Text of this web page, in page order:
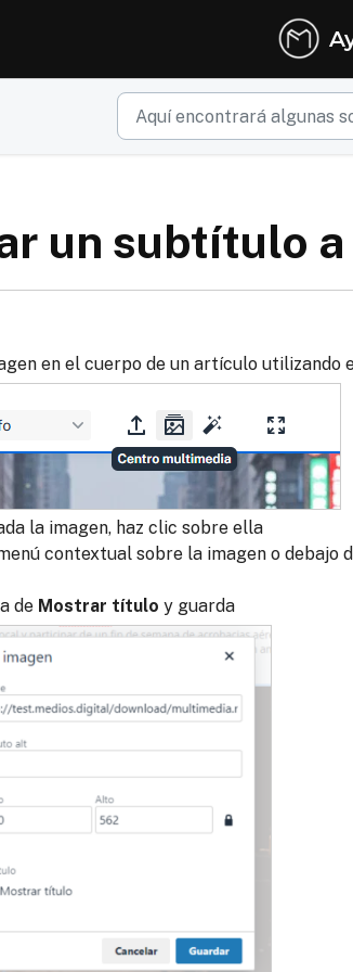
un subtítulo a
en el cuerpo de un artículo
la imagen, haz clic sobre ella
contextual sobre la imagen o debajo
de Mostrar título y guarda